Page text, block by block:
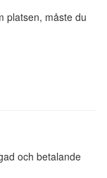
platsen, måste du
och betalande